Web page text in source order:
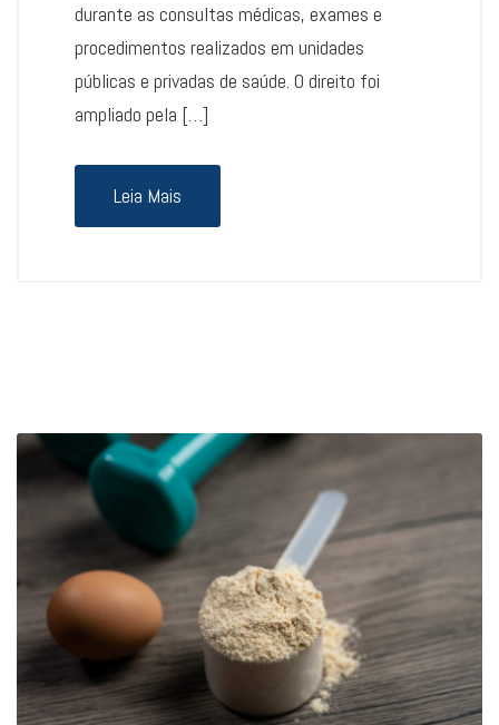
durante as consultas médicas, exames e
procedimentos realizados em unidades
públicas e privadas de saúde. O direito foi
ampliado pela […]
Leia Mais